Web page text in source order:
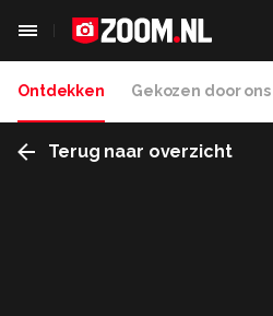
Ontdekken Gekozen door ons
Terug naar overzicht